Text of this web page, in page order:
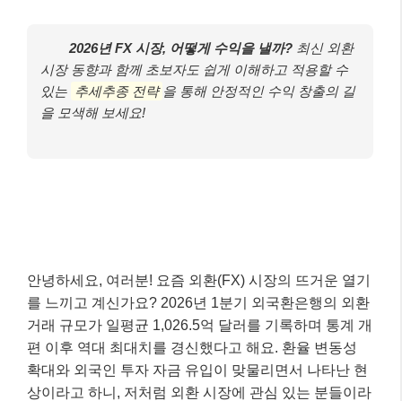
2026년 FX 시장, 어떻게 수익을 낼까? 최신 외환
시장 동향과 함께 초보자도 쉽게 이해하고 적용할 수
있는 추세추종 전략 을 통해 안정적인 수익 창출의 길
을 모색해 보세요!
안녕하세요, 여러분! 요즘 외환(FX) 시장의 뜨거운 열기
를 느끼고 계신가요? 2026년 1분기 외국환은행의 외환
거래 규모가 일평균 1,026.5억 달러를 기록하며 통계 개
편 이후 역대 최대치를 경신했다고 해요. 환율 변동성
확대와 외국인 투자 자금 유입이 맞물리면서 나타난 현
상이라고 하니, 저처럼 외환 시장에 관심 있는 분들이라